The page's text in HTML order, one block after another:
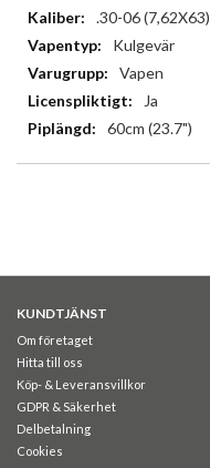
.30-06 (7,62X63)
Kulgevär
Vapen
Ja
60cm (23.7")
KUNDTJÄNST
Om företaget
Hitta till oss
Köp- & Leveransvillkor
GDPR & Säkerhet
Delbetalning
Cookies